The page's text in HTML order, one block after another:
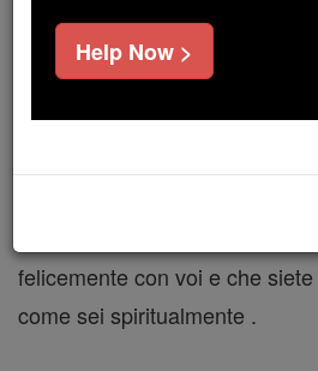
3 Giovanni ⌄
Da il Vecchio : saluti al mio
Mio caro amico, spero che
felicemente con voi e che
come sei spiritualmente .
Help Now >